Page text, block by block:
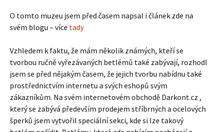
O tomto muzeu jsem před časem napsal i článek zde na
svém blogu – více tady
Vzhledem k faktu, že mám několik známých, kteří se
tvorbou ručně vyřezávaných betlémů také zabývají, rozhodl
jsem se před nějakým časem, že jejich tvorbu nabídnu také
prostřednictvím internetu a svých eshopů svým
zákazníkům. Na svém internetovém obchodě Darkont.cz ,
který se zabývá především prodejem stříbrných a ocelových
šperků jsem vytvořil speciální sekci, kde si lze takový